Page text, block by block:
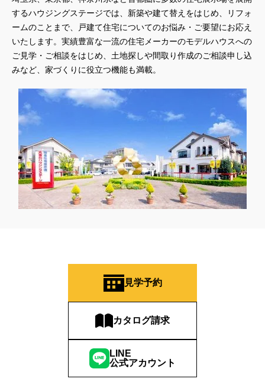
するハウジングステージでは、新築や建て替えをはじめ、リフォ
ームのことまで、戸建て住宅についてのお悩み・ご要望にお応え
いたします。実績豊富な一流の住宅メーカーのモデルハウスへの
ご見学・ご相談をはじめ、土地探しや間取り作成のご相談申し込
みなど、家づくりに役立つ機能も満載。
見学予約
カタログ請求
LINE
公式アカウント